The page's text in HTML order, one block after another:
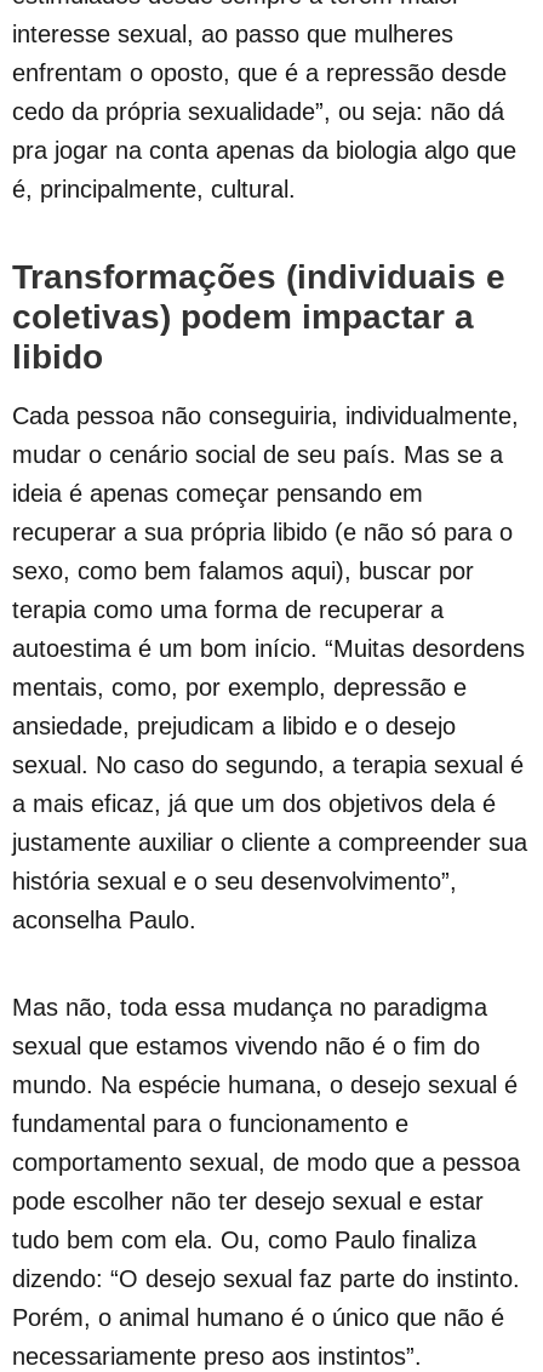
interesse sexual, ao passo que mulheres
enfrentam o oposto, que é a repressão desde
cedo da própria sexualidade”, ou seja: não dá
pra jogar na conta apenas da biologia algo que
é, principalmente, cultural.
Transformações (individuais e
coletivas) podem impactar a
libido
Cada pessoa não conseguiria, individualmente,
mudar o cenário social de seu país. Mas se a
ideia é apenas começar pensando em
recuperar a sua própria libido (e não só para o
sexo, como bem falamos aqui), buscar por
terapia como uma forma de recuperar a
autoestima é um bom início. “Muitas desordens
mentais, como, por exemplo, depressão e
ansiedade, prejudicam a libido e o desejo
sexual. No caso do segundo, a terapia sexual é
a mais eficaz, já que um dos objetivos dela é
justamente auxiliar o cliente a compreender sua
história sexual e o seu desenvolvimento”,
aconselha Paulo.
Mas não, toda essa mudança no paradigma
sexual que estamos vivendo não é o fim do
mundo. Na espécie humana, o desejo sexual é
fundamental para o funcionamento e
comportamento sexual, de modo que a pessoa
pode escolher não ter desejo sexual e estar
tudo bem com ela. Ou, como Paulo finaliza
dizendo: “O desejo sexual faz parte do instinto.
Porém, o animal humano é o único que não é
necessariamente preso aos instintos”.